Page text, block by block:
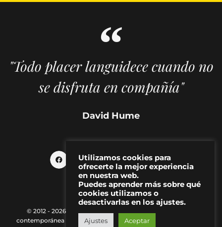
"Todo placer languidece cuando no
se disfruta en compañía"
David Hume
© 2012 - 2026 MAKMA | Revista de artes visuales y cultura
contemporánea |
Política de Privacidad|Aviso Legal
Utilizamos cookies para
ofrecerte la mejor experiencia
en nuestra web.
Puedes aprender más sobre qué
cookies utilizamos o
desactivarlas en los ajustes.
Ajustes Aceptar